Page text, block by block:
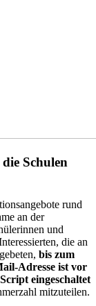
Schulen
rund
an der
und
die an
bis zum
Adresse ist vor
eingeschaltet
mitzuteilen.